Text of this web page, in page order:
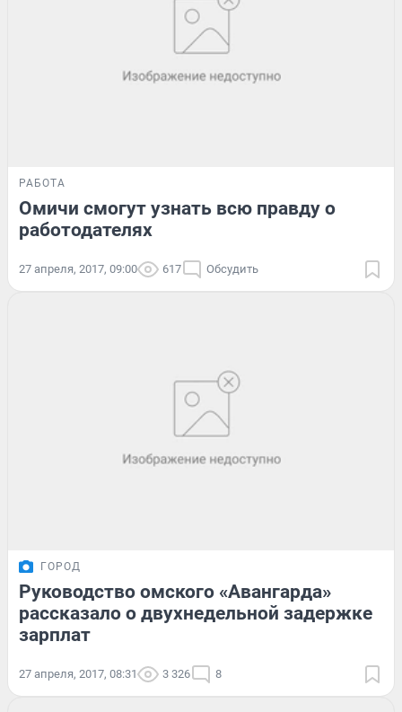
РАБОТА
Омичи смогут узнать всю правду о
работодателях
27 апреля, 2017, 09:00 617 Обсудить
ГОРОД
Руководство омского «Авангарда»
рассказало о двухнедельной задержке
зарплат
27 апреля, 2017, 08:31 3 326 8